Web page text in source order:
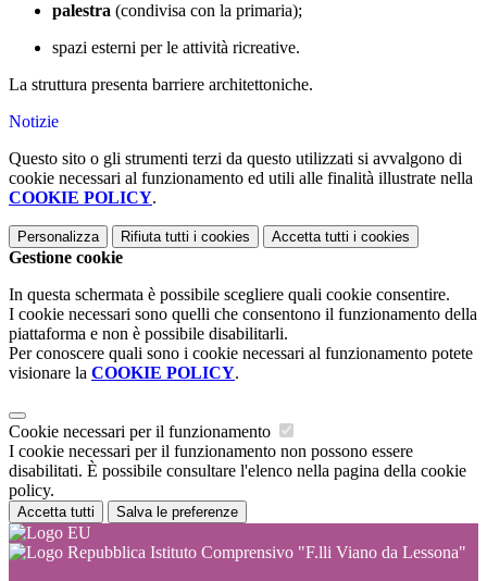
palestra (condivisa con la primaria);
spazi esterni per le attività ricreative.
La struttura presenta barriere architettoniche.
Notizie
Questo sito o gli strumenti terzi da questo utilizzati si avvalgono di
cookie necessari al funzionamento ed utili alle finalità illustrate nella
COOKIE POLICY.
Personalizza Rifiuta tutti i cookies Accetta tutti i cookies
Gestione cookie
In questa schermata è possibile scegliere quali cookie consentire.
I cookie necessari sono quelli che consentono il funzionamento della
piattaforma e non è possibile disabilitarli.
Per conoscere quali sono i cookie necessari al funzionamento potete
visionare la COOKIE POLICY.
Cookie necessari per il funzionamento
I cookie necessari per il funzionamento non possono essere
disabilitati. È possibile consultare l'elenco nella pagina della cookie
policy.
Accetta tutti Salva le preferenze
Istituto Comprensivo "F.lli Viano da Lessona"